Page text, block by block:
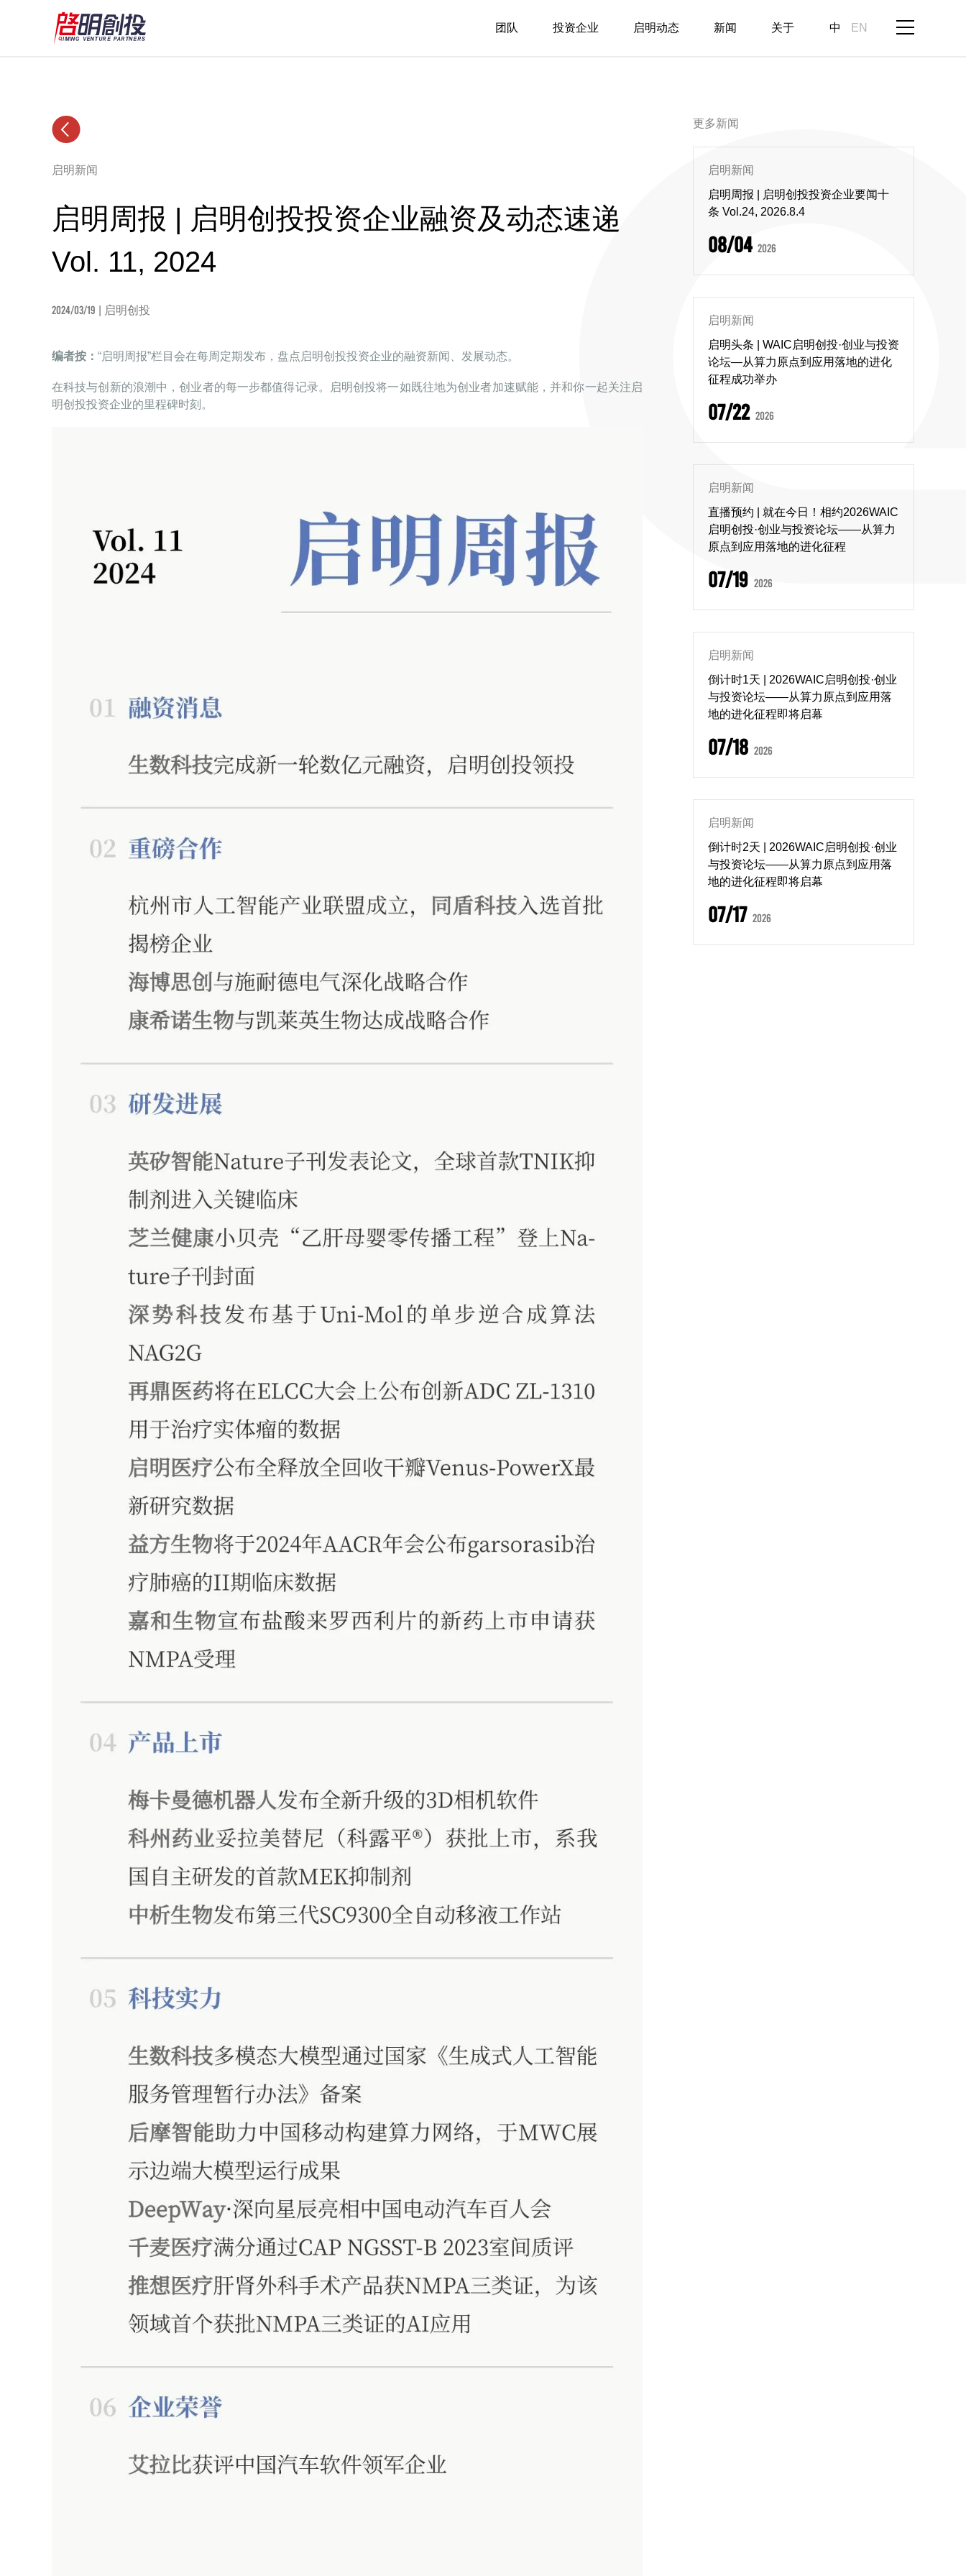
中 EN
团队 投资企业 启明动态 新闻 关于
启明新闻
启明周报 | 启明创投投资企业融资及动态速递
Vol. 11, 2024
2024/03/19 | 启明创投
编者按： “启明周报”栏目会在每周定期发布，盘点启明创投投资企业的融资新闻、发展动态。
在科技与创新的浪潮中，创业者的每一步都值得记录。启明创投将一如既往地为创业者加速赋能，并和你一起关注启
明创投投资企业的里程碑时刻。
更多新闻
启明新闻
启明周报 | 启明创投投资企业要闻十
条 Vol.24, 2026.8.4
08/04 2026
启明新闻
启明头条 | WAIC启明创投·创业与投资
论坛—从算力原点到应用落地的进化
征程成功举办
07/22 2026
启明新闻
直播预约 | 就在今日！相约2026WAIC
启明创投·创业与投资论坛——从算力
原点到应用落地的进化征程
07/19 2026
启明新闻
倒计时1天 | 2026WAIC启明创投·创业
与投资论坛——从算力原点到应用落
地的进化征程即将启幕
07/18 2026
启明新闻
倒计时2天 | 2026WAIC启明创投·创业
与投资论坛——从算力原点到应用落
地的进化征程即将启幕
07/17 2026